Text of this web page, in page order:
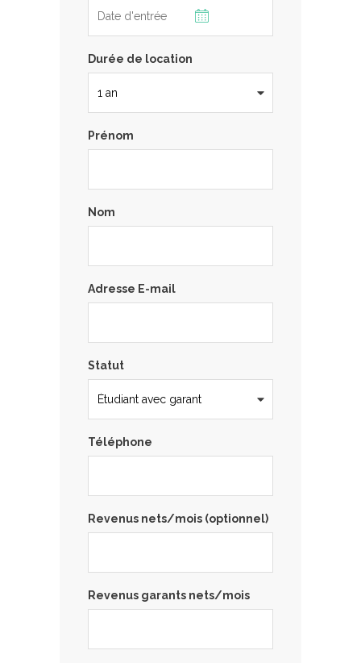
Durée de location
Prénom
Nom
Adresse E-mail
Statut
Téléphone
Revenus nets/mois (optionnel)
Revenus garants nets/mois